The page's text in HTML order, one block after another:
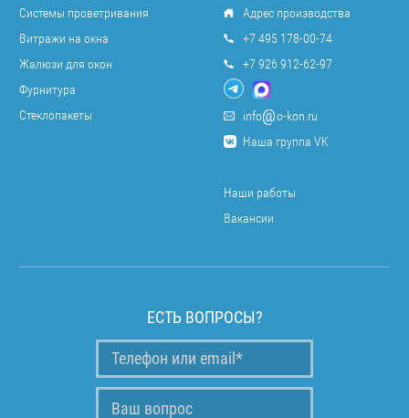
Системы проветривания
Витражи на окна
Жалюзи для окон
Фурнитура
Стеклопакеты
Адрес производства
+7 495 178-00-74
+7 926 912-62-97
info
o-kon.ru
Наша группа VK
Наши работы
Вакансии
ЕСТЬ ВОПРОСЫ?